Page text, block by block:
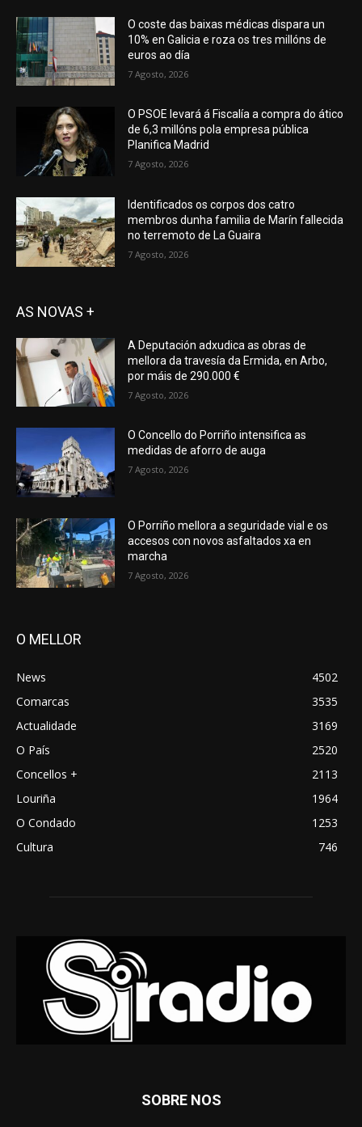
O coste das baixas médicas dispara un
10% en Galicia e roza os tres millóns de
euros ao día
7 Agosto, 2026
O PSOE levará á Fiscalía a compra do ático
de 6,3 millóns pola empresa pública
Planifica Madrid
7 Agosto, 2026
Identificados os corpos dos catro
membros dunha familia de Marín fallecida
no terremoto de La Guaira
7 Agosto, 2026
AS NOVAS +
A Deputación adxudica as obras de
mellora da travesía da Ermida, en Arbo,
por máis de 290.000 €
7 Agosto, 2026
O Concello do Porriño intensifica as
medidas de aforro de auga
7 Agosto, 2026
O Porriño mellora a seguridade vial e os
accesos con novos asfaltados xa en
marcha
7 Agosto, 2026
O MELLOR
News
4502
Comarcas
3535
Actualidade
3169
O País
2520
Concellos +
2113
Louriña
1964
O Condado
1253
Cultura
746
SOBRE NOS